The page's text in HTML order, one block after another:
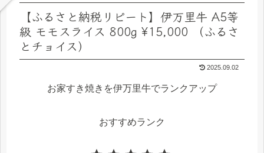
【ふるさと納税リピート】伊万里牛 A5等
級 モモスライス 800g ¥15,000 （ふるさ
とチョイス）
2025.09.02
お家すき焼きを伊万里牛でランクアップ
おすすめランク